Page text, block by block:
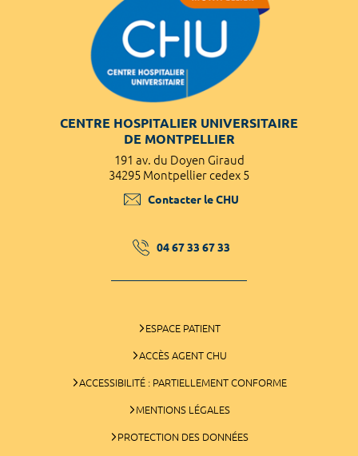
CENTRE HOSPITALIER UNIVERSITAIRE
DE MONTPELLIER
191 av. du Doyen Giraud
34295 Montpellier cedex 5
Contacter le CHU
04 67 33 67 33
ESPACE PATIENT
ACCÈS AGENT CHU
ACCESSIBILITÉ : PARTIELLEMENT CONFORME
MENTIONS LÉGALES
PROTECTION DES DONNÉES